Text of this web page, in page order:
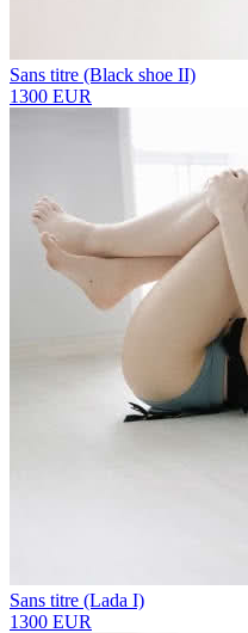
Sans titre (Black shoe II)
1300 EUR
Sans titre (Lada I)
1300 EUR